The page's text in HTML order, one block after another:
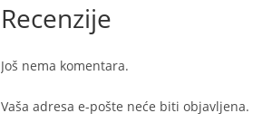
Recenzije
Još nema komentara.
Vaša adresa e-pošte neće biti objavljena.